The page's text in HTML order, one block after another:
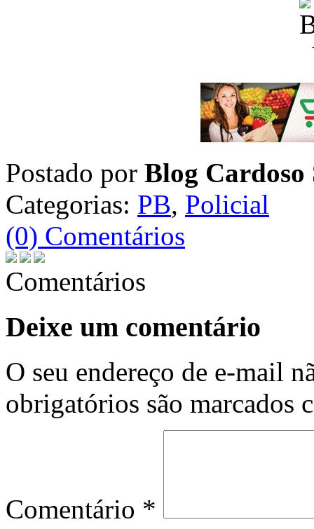
Postado por Blog Cardoso
Categorias: PB, Policial
(0) Comentários
Comentários
Deixe um comentário
O seu endereço de e-mail
obrigatórios são marcados
Comentário *